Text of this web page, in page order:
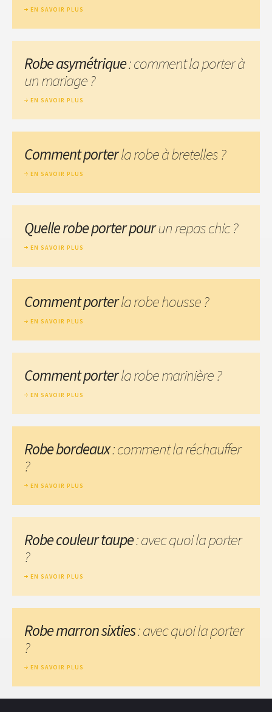
EN SAVOIR PLUS
Robe asymétrique: comment la porter à
un mariage ?
EN SAVOIR PLUS
Comment porterla robe à bretelles ?
EN SAVOIR PLUS
Quelle robe porter pourun repas chic ?
EN SAVOIR PLUS
Comment porterla robe housse ?
EN SAVOIR PLUS
Comment porterla robe marinière ?
EN SAVOIR PLUS
Robe bordeaux: comment la réchauffer
?
EN SAVOIR PLUS
Robe couleur taupe: avec quoi la porter
?
EN SAVOIR PLUS
Robe marron sixties: avec quoi la porter
?
EN SAVOIR PLUS